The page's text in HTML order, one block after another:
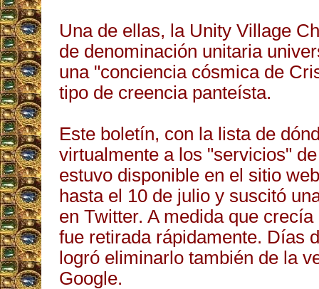
Una de ellas, la Unity Village
de denominación unitaria
una "conciencia cósmica de
tipo de creencia panteísta.
Este boletín, con la lista de
virtualmente a los "servicios"
estuvo disponible en el sitio
hasta el 10 de julio y suscitó
en Twitter. A medida que
fue retirada rápidamente. Días
logró eliminarlo también de la
Google.